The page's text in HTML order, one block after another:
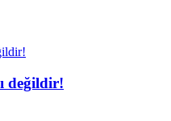
değildir!